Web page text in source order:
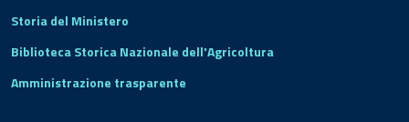
Storia del Ministero
Biblioteca Storica Nazionale dell'Agricoltura
Amministrazione trasparente